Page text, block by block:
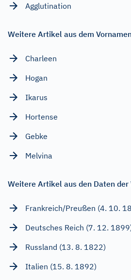
Agglutination
Weitere Artikel aus dem
Charleen
Hogan
Ikarus
Hortense
Gebke
Melvina
Weitere Artikel aus den Daten
Frankreich/Preußen (4. 10.
Deutsches Reich (7. 12.
Russland (13. 8. 1822)
Italien (15. 8. 1892)